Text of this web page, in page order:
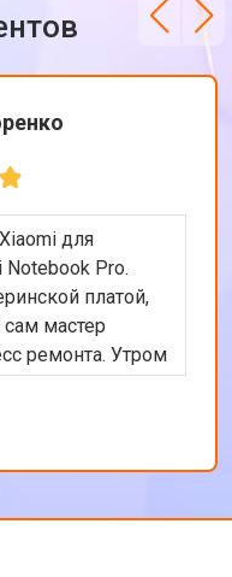
для
Pro.
платой,
мастер
ремонта. Утром
приехал и к
быстро.
качеством